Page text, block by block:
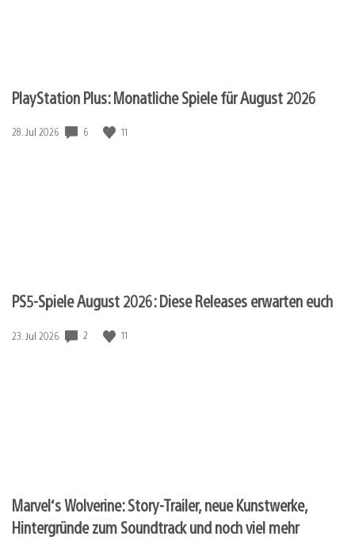
PlayStation Plus: Monatliche Spiele für August 2026
Veröffentlichungsdatum:
28. Jul 2026 6 11
PS5-Spiele August 2026: Diese Releases erwarten euch
Veröffentlichungsdatum:
23. Jul 2026 2 11
Marvel‘s Wolverine: Story-Trailer, neue Kunstwerke,
Hintergründe zum Soundtrack und noch viel mehr